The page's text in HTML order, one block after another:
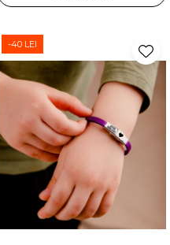
-40 LEI